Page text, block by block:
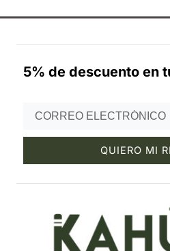
5% de descuento en
Email
QUIERO MI